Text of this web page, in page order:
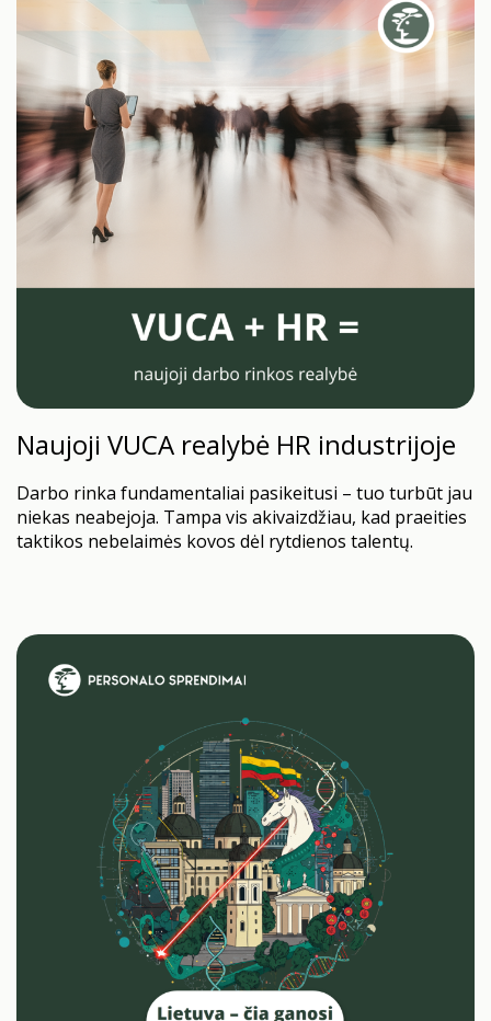
Naujoji VUCA realybė HR industrijoje
Darbo rinka fundamentaliai pasikeitusi – tuo turbūt jau
niekas neabejoja. Tampa vis akivaizdžiau, kad praeities
taktikos nebelaimės kovos dėl rytdienos talentų.
automatizacijos ir dirbtinio intelekto sprogimai,
trūkinėjančios tiekimo grandinės, geopolitinės
įtampos, migracijos ir demografiniai pokyčiai, sveikatos